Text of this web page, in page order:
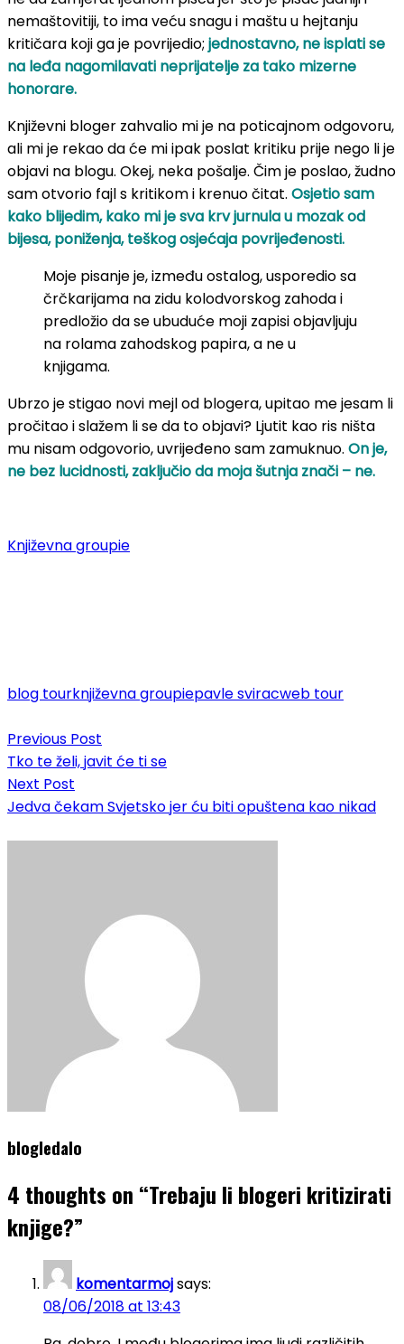
nemaštovitiji, to ima veću snagu i maštu u hejtanju
kritičara koji ga je povrijedio; jednostavno, ne isplati se
na leđa nagomilavati neprijatelje za tako mizerne
honorare.
Književni bloger zahvalio mi je na poticajnom odgovoru,
ali mi je rekao da će mi ipak poslat kritiku prije nego li je
objavi na blogu. Okej, neka pošalje. Čim je poslao, žudno
sam otvorio fajl s kritikom i krenuo čitat. Osjetio sam
kako blijedim, kako mi je sva krv jurnula u mozak od
bijesa, poniženja, teškog osjećaja povrijeđenosti.
Moje pisanje je, između ostalog, usporedio sa
črčkarijama na zidu kolodvorskog zahoda i
predložio da se ubuduće moji zapisi objavljuju
na rolama zahodskog papira, a ne u
knjigama.
Ubrzo je stigao novi mejl od blogera, upitao me jesam li
pročitao i slažem li se da to objavi? Ljutit kao ris ništa
mu nisam odgovorio, uvrijeđeno sam zamuknuo. On je,
ne bez lucidnosti, zaključio da moja šutnja znači – ne.
Književna groupie
blog tourknjiževna groupiepavle sviracweb tour
navigation
Previous Post
Tko te želi, javit će ti se
Next Post
Jedva čekam Svjetsko jer ću biti opuštena kao nikad
blogledalo
4 thoughts on “Trebaju li blogeri kritizirati
knjige?”
komentarmojsays:
08/06/2018 at 13:43